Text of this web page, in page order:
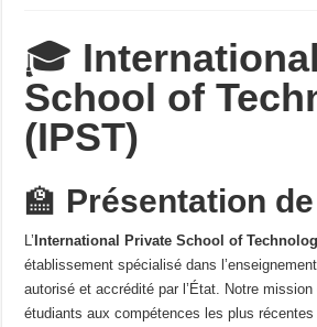
🎓
School of
(IPST)
🏫 Présentation de
L’ International Private School of
établissement spécialisé dans l’enseignement
autorisé et accrédité par l’État. Notre
étudiants aux compétences les plus